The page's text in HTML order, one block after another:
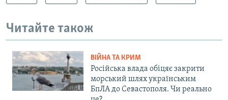
Читайте також
ВІЙНА ТА КРИМ
Російська влада обіцяє закрити
морський шлях українським
БпЛА до Севастополя. Чи реально